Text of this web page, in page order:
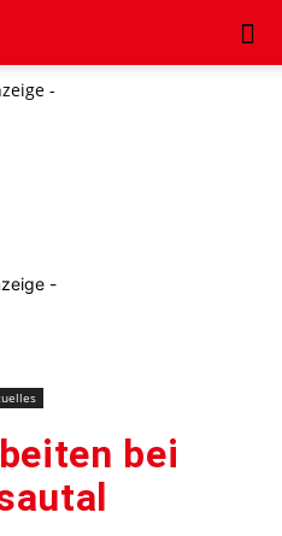
-
-
bei